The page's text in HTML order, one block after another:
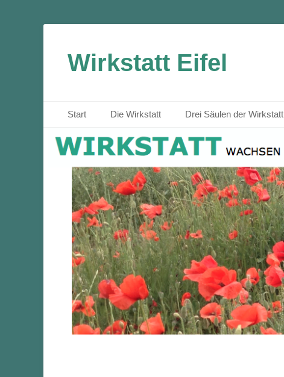
Wirkstatt Eifel
Primäres Menü
Inhalt
Start Die Wirkstatt Drei Säulen der Wirkstatt